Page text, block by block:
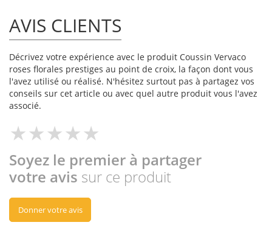
AVIS CLIENTS
Décrivez votre expérience avec le produit Coussin Vervaco
roses florales prestiges au point de croix, la façon dont vous
l'avez utilisé ou réalisé. N'hésitez surtout pas à partagez vos
conseils sur cet article ou avec quel autre produit vous l'avez
associé.
Soyez le premier à partager
votre avis sur ce produit
Donner votre avis